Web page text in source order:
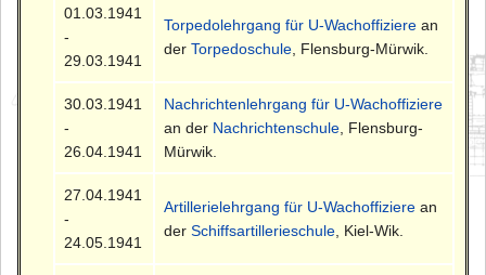
01.03.1941
-
29.03.1941
Torpedolehrgang für U-Wachoffiziere an
derTorpedoschule , Flensburg-Mürwik.
30.03.1941
-
26.04.1941
Nachrichtenlehrgang für U-Wachoffiziere
an der Nachrichtenschule , Flensburg-
Mürwik.
27.04.1941
-
24.05.1941
Artillerielehrgang für U-Wachoffiziere an
derSchiffsartillerieschule , Kiel-Wik.